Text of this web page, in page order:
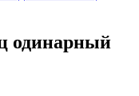
одинарный